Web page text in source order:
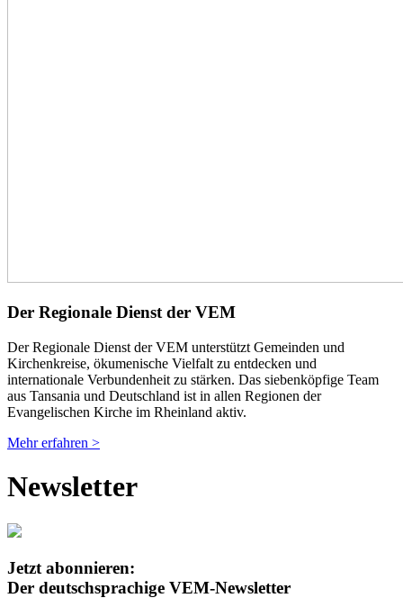
Der Regionale Dienst der VEM
Der Regionale Dienst der VEM unterstützt Gemeinden und
Kirchenkreise, ökumenische Vielfalt zu entdecken und
internationale Verbundenheit zu stärken. Das siebenköpfige Team
aus Tansania und Deutschland ist in allen Regionen der
Evangelischen Kirche im Rheinland aktiv.
Mehr erfahren >
Newsletter
Jetzt abonnieren:
Der deutschsprachige VEM-Newsletter